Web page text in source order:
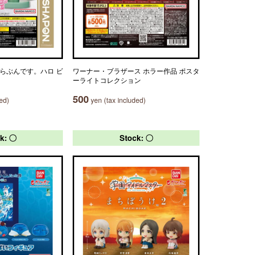
ぶんです。ハロ ビ
ワーナー・ブラザース ホラー作品 ポスタ
ーライトコレクション
500 yen (tax included)
〇 Stock: 〇